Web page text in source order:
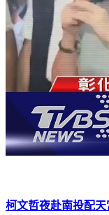
柯文哲夜赴南投配